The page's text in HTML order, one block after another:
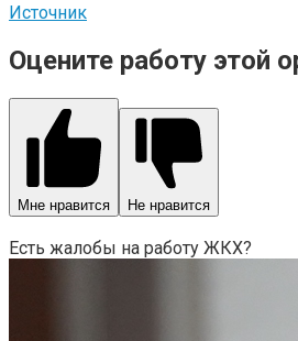
Источник
Оцените работу этой
Мне нравится Не нравится
Есть жалобы на работу ЖКХ?